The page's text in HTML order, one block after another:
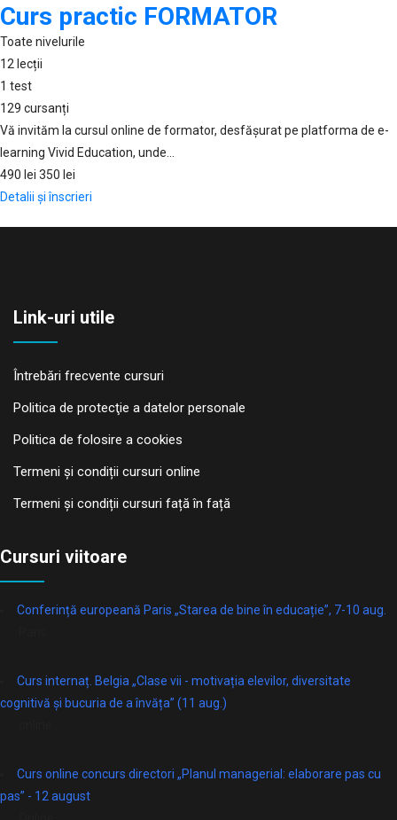
Curs practic FORMATOR
Toate nivelurile
12 lecții
1 test
129 cursanți
Vă invităm la cursul online de formator, desfășurat pe platforma de e-
learning Vivid Education, unde…
490 lei 350 lei
Detalii și înscrieri
Link-uri utile
Întrebări frecvente cursuri
Politica de protecţie a datelor personale
Politica de folosire a cookies
Termeni și condiții cursuri online
Termeni și condiții cursuri față în față
Cursuri viitoare
Conferință europeană Paris „Starea de bine în educație”, 7-10 aug.
Curs internaț. Belgia „Clase vii - motivația elevilor, diversitate
cognitivă și bucuria de a învăța” (11 aug.)
Curs online concurs directori „Planul managerial: elaborare pas cu
pas” - 12 august